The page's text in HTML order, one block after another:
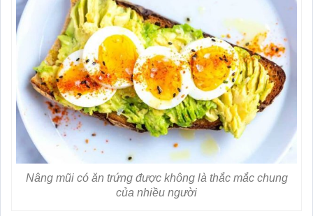
Nâng mũi có ăn trứng được không là thắc mắc chung
của nhiều người